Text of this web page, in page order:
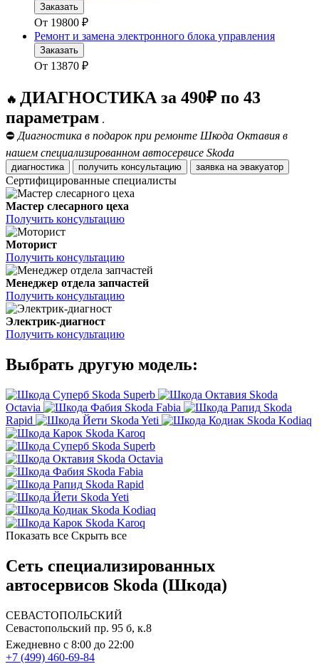
Заказать
От 19800 ₽
Ремонт и замена электронного блока управления
Заказать
От 13870 ₽
🔥 ДИАГНОСТИКА за 490₽ по 43
параметрам .
⛔ Диагностика в подарок при ремонте Шкода Октавия в
нашем специализированном автосервисе Skoda
диагностика получить консультацию заявка на эвакуатор
Сертифицированные специалисты
Мастер слесарного цеха
Получить консультацию
Моторист
Получить консультацию
Менеджер отдела запчастей
Получить консультацию
Электрик-диагност
Получить консультацию
Выбрать другую модель:
Skoda Superb
Skoda
Octavia
Skoda Fabia
Skoda
Rapid
Skoda Yeti
Skoda Kodiaq
Skoda Karoq
Skoda Superb
Skoda Octavia
Skoda Fabia
Skoda Rapid
Skoda Yeti
Skoda Kodiaq
Skoda Karoq
Показать все Скрыть все
Сеть специализированных
автосервисов Skoda (Шкода)
СЕВАСТОПОЛЬСКИЙ
Севастопольский пр. 95 б, к.8
Ежедневно с 8:00 до 22:00
+7 (499) 460-69-84